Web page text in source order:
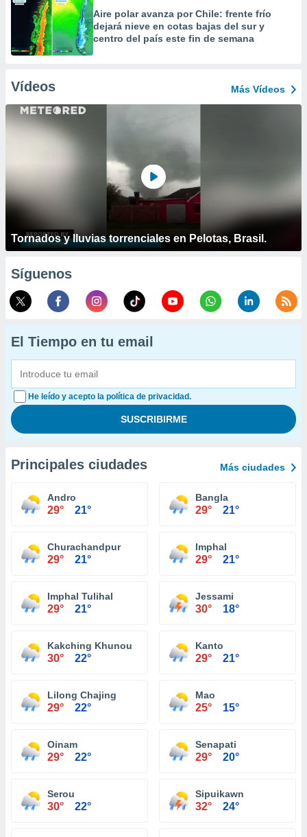
Aire polar avanza por Chile: frente frío
dejará nieve en cotas bajas del sur y
centro del país este fin de semana
Vídeos Más Vídeos
Tornados y lluvias torrenciales en Pelotas, Brasil.
Síguenos
El Tiempo en tu email
He leído y acepto la política de privacidad.
Principales ciudades Más ciudades
Andro
29° 21°
Bangla
29° 21°
Churachandpur
29° 21°
Imphal
29° 21°
Imphal Tulihal
29° 21°
Jessami
30° 18°
Kakching Khunou
30° 22°
Kanto
29° 21°
Lilong Chajing
29° 22°
Mao
25° 15°
Oinam
29° 22°
Senapati
29° 20°
Serou
30° 22°
Sipuikawn
32° 24°